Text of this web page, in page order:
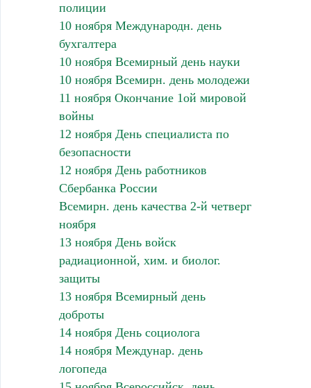
полиции
10 ноября Международн. день
бухгалтера
10 ноября Всемирный день науки
10 ноября Всемирн. день молодежи
11 ноября Окончание 1ой мировой
войны
12 ноября День специалиста по
безопасности
12 ноября День работников
Сбербанка России
Всемирн. день качества 2-й четверг
ноября
13 ноября День войск
радиационной, хим. и биолог.
защиты
13 ноября Всемирный день
доброты
14 ноября День социолога
14 ноября Междунар. день
логопеда